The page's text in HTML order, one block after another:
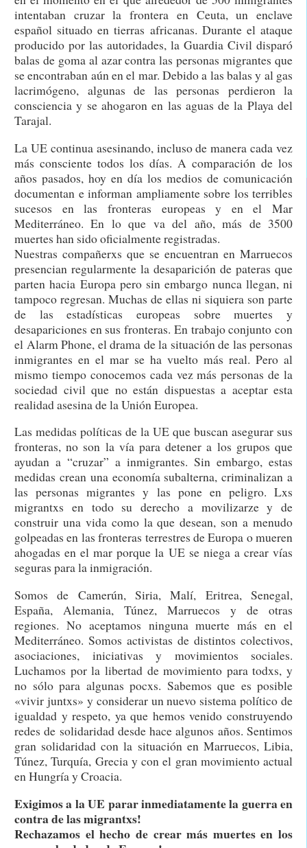
intentaban cruzar la frontera en Ceuta, un enclave
español situado en tierras africanas. Durante el ataque
producido por las autoridades, la Guardia Civil disparó
balas de goma al azar contra las personas migrantes que
se encontraban aún en el mar. Debido a las balas y al gas
lacrimógeno, algunas de las personas perdieron la
consciencia y se ahogaron en las aguas de la Playa del
Tarajal.
La UE continua asesinando, incluso de manera cada vez
más consciente todos los días. A comparación de los
años pasados, hoy en día los medios de comunicación
documentan e informan ampliamente sobre los terribles
sucesos en las fronteras europeas y en el Mar
Mediterráneo. En lo que va del año, más de 3500
muertes han sido oficialmente registradas.
Nuestras compañerxs que se encuentran en Marruecos
presencian regularmente la desaparición de pateras que
parten hacia Europa pero sin embargo nunca llegan, ni
tampoco regresan. Muchas de ellas ni siquiera son parte
de las estadísticas europeas sobre muertes y
desapariciones en sus fronteras. En trabajo conjunto con
el Alarm Phone, el drama de la situación de las personas
inmigrantes en el mar se ha vuelto más real. Pero al
mismo tiempo conocemos cada vez más personas de la
sociedad civil que no están dispuestas a aceptar esta
realidad asesina de la Unión Europea.
Las medidas políticas de la UE que buscan asegurar sus
fronteras, no son la vía para detener a los grupos que
ayudan a “cruzar” a inmigrantes. Sin embargo, estas
medidas crean una economía subalterna, criminalizan a
las personas migrantes y las pone en peligro. Lxs
migrantxs en todo su derecho a movilizarze y de
construir una vida como la que desean, son a menudo
golpeadas en las fronteras terrestres de Europa o mueren
ahogadas en el mar porque la UE se niega a crear vías
seguras para la inmigración.
Somos de Camerún, Siria, Malí, Eritrea, Senegal,
España, Alemania, Túnez, Marruecos y de otras
regiones. No aceptamos ninguna muerte más en el
Mediterráneo. Somos activistas de distintos colectivos,
asociaciones, iniciativas y movimientos sociales.
Luchamos por la libertad de movimiento para todxs, y
no sólo para algunas pocxs. Sabemos que es posible
«vivir juntxs» y considerar un nuevo sistema político de
igualdad y respeto, ya que hemos venido construyendo
redes de solidaridad desde hace algunos años. Sentimos
gran solidaridad con la situación en Marruecos, Libia,
Túnez, Turquía, Grecia y con el gran movimiento actual
en Hungría y Croacia.
Exigimos a la UE parar inmediatamente la guerra en
contra de las migrantxs!
Rechazamos el hecho de crear más muertes en los